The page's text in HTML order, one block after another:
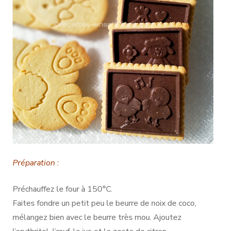
Préparation :
Préchauffez le four à 150°C.
Faites fondre un petit peu le beurre de noix de coco,
mélangez bien avec le beurre très mou. Ajoutez